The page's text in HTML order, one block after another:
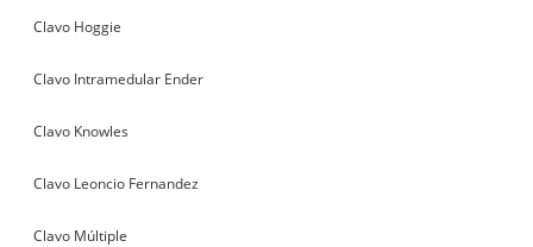
Clavo Hoggie
Clavo Intramedular Ender
Clavo Knowles
Clavo Leoncio Fernandez
Clavo Múltiple